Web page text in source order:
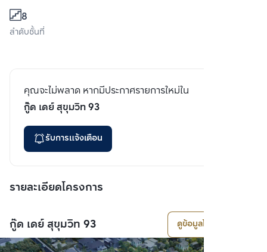
8
ลำดับชั้นที่
คุณจะไม่พลาด หากมีประกาศรายการใหม่ใน
กู๊ด เดย์ สุขุมวิท 93
รับการแจ้งเตือน
รายละเอียดโครงการ
กู๊ด เดย์ สุขุมวิท 93 ดูข้อมูลโครงการ